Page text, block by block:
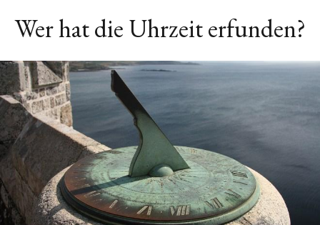
Wer hat die Uhrzeit erfunden?